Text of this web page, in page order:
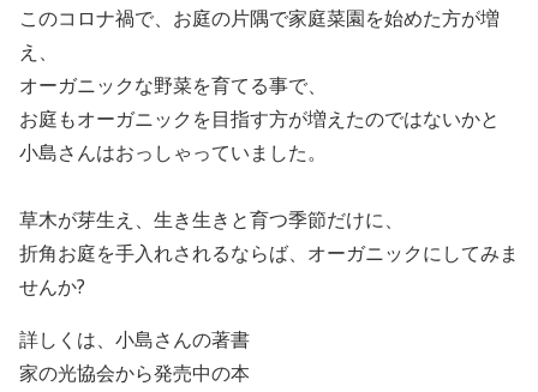
このコロナ禍で、お庭の片隅で家庭菜園を始めた方が増
え、
オーガニックな野菜を育てる事で、
お庭もオーガニックを目指す方が増えたのではないかと
小島さんはおっしゃっていました。
草木が芽生え、生き生きと育つ季節だけに、
折角お庭を手入れされるならば、オーガニックにしてみま
せんか?
詳しくは、小島さんの著書
家の光協会から発売中の本